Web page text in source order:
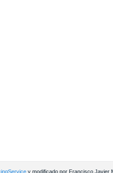
y modificado por Francisco Javier